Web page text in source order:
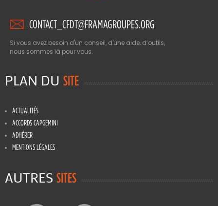
CONTACT_CFDT@FRAMAGROUPES.ORG
Si vous avez besoin d'un conseil, d'une aide, d’outils,
nous sommes là pour vous.
PLAN DU SITE
ACTUALITÉS
ACCORDS CAPGEMINI
ADHÉRER
MENTIONS LÉGALES
AUTRES SITES